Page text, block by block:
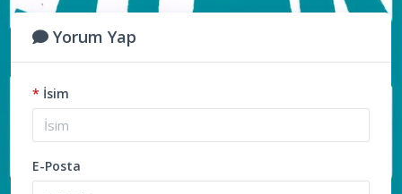
Yorum Yap
* İsim
E-Posta